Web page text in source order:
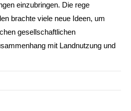
einzubringen. Die rege
brachte viele neue Ideen, um
gesellschaftlichen
mit Landnutzung und